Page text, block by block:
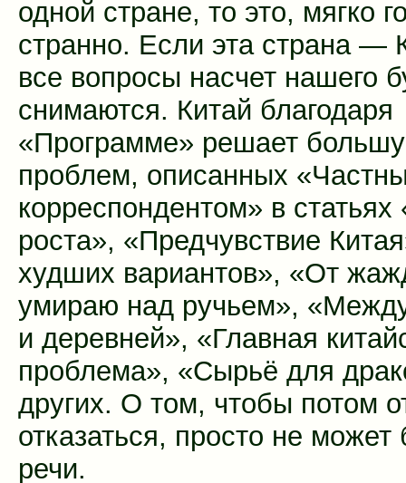
одной стране, то это, мягко
странно. Если эта страна —
все вопросы насчет нашего
снимаются. Китай благодаря
«Программе» решает
проблем, описанных
корреспондентом» в
роста», «Предчувствие
худших вариантов», «От
умираю над ручьем»,
и деревней», «Главная
проблема», «Сырьё для
других. О том, чтобы потом
отказаться, просто не может
речи.